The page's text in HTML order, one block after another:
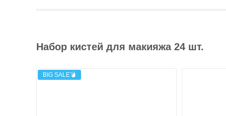
Набор кистей для макияжа 24 шт.
BIG SALE💣